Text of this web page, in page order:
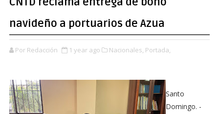
navideño a portuarios de Azua
Por Redacción 1 year ago Nacionales, Portada,
Santo
Domingo. -